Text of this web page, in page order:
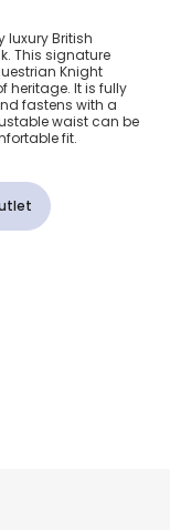
luxury British
This signature
Knight
heritage. It is fully
fastens with a
waist can be
fit.